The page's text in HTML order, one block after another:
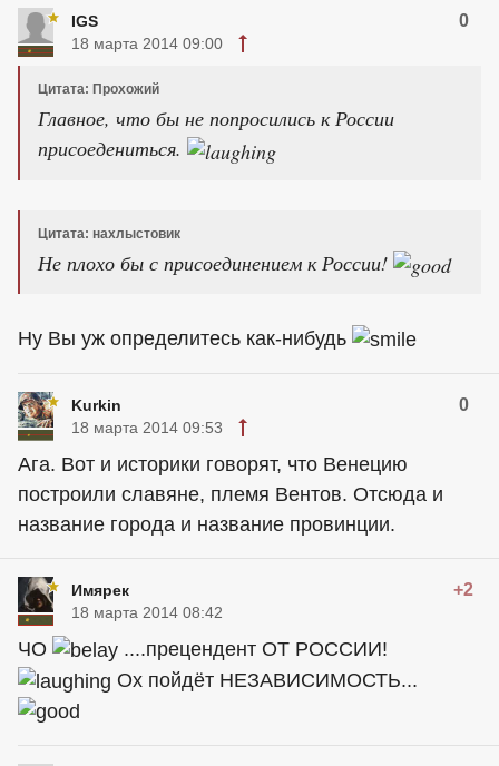
IGS 0
18 марта 2014 09:00
Цитата: Прохожий
Главное, что бы не попросились к России
присоедениться.
Цитата: нахлыстовик
Не плохо бы с присоединением к России!
Ну Вы уж определитесь как-нибудь
Kurkin 0
18 марта 2014 09:53
Ага. Вот и историки говорят, что Венецию
построили славяне, племя Вентов. Отсюда и
название города и название провинции.
Имярек +2
18 марта 2014 08:42
ЧО
....прецендент ОТ РОССИИ!
Ох пойдёт НЕЗАВИСИМОСТЬ...